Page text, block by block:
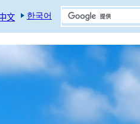
文 한국어